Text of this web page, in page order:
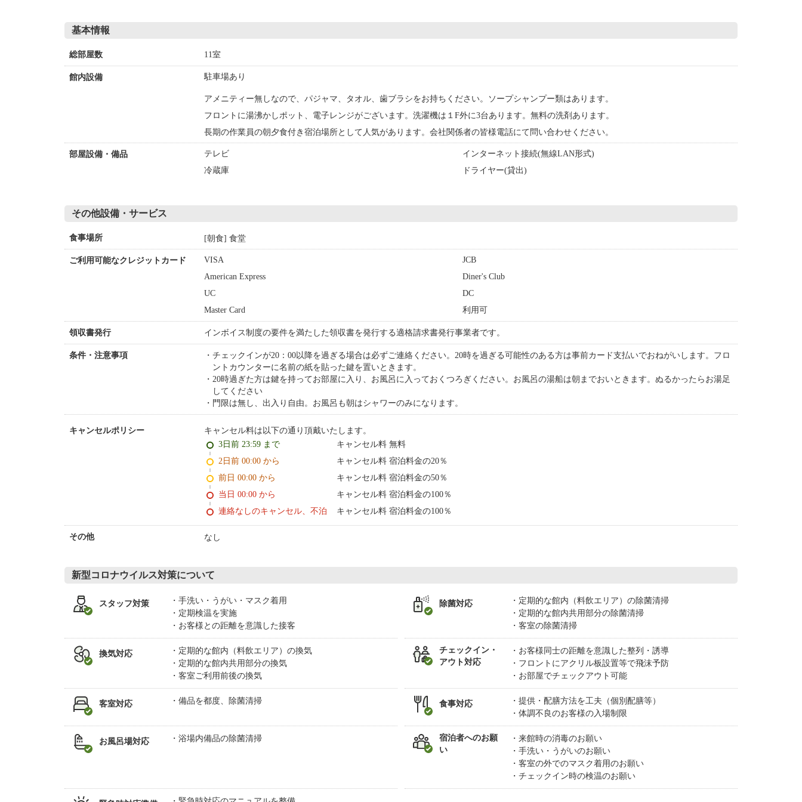
基本情報
総部屋数 11室
館内設備 駐車場あり
アメニティー無しなので、パジャマ、タオル、歯ブラシをお持ちください。ソープシャンプー類はあります。
フロントに湯沸かしポット、電子レンジがございます。洗濯機は１F外に3台あります。無料の洗剤あります。
長期の作業員の朝夕食付き宿泊場所として人気があります。会社関係者の皆様電話にて問い合わせください。
部屋設備・備品 テレビ
インターネット接続(無線LAN形式)
冷蔵庫
ドライヤー(貸出)
その他設備・サービス
食事場所 [朝食] 食堂
ご利用可能なクレジットカード VISA
JCB
American Express
Diner's Club
UC
DC
Master Card
利用可
領収書発行 インボイス制度の要件を満たした領収書を発行する適格請求書発行事業者です。
条件・注意事項
チェックインが20：00以降を過ぎる場合は必ずご連絡ください。20時を過ぎる可能性のある方は事前カード支払いでおねがいします。フロ
ントカウンターに名前の紙を貼った鍵を置いときます。
20時過ぎた方は鍵を持ってお部屋に入り、お風呂に入っておくつろぎください。お風呂の湯船は朝までおいときます。ぬるかったらお湯足
してください
門限は無し、出入り自由。お風呂も朝はシャワーのみになります。
キャンセルポリシー キャンセル料は以下の通り頂戴いたします。
3日前 23:59 まで
キャンセル料 無料
2日前 00:00 から
キャンセル料 宿泊料金の20％
前日 00:00 から
キャンセル料 宿泊料金の50％
当日 00:00 から
キャンセル料 宿泊料金の100％
連絡なしのキャンセル、不泊
キャンセル料 宿泊料金の100％
その他 なし
新型コロナウイルス対策について
スタッフ対策
手洗い・うがい・マスク着用
定期検温を実施
お客様との距離を意識した接客
除菌対応
定期的な館内（料飲エリア）の除菌清掃
定期的な館内共用部分の除菌清掃
客室の除菌清掃
換気対応
定期的な館内（料飲エリア）の換気
定期的な館内共用部分の換気
客室ご利用前後の換気
チェックイン・
アウト対応
お客様同士の距離を意識した整列・誘導
フロントにアクリル板設置等で飛沫予防
お部屋でチェックアウト可能
客室対応 備品を都度、除菌清掃 食事対応
提供・配膳方法を工夫（個別配膳等）
体調不良のお客様の入場制限
お風呂場対応 浴場内備品の除菌清掃
宿泊者へのお願
い
来館時の消毒のお願い
手洗い・うがいのお願い
客室の外でのマスク着用のお願い
チェックイン時の検温のお願い